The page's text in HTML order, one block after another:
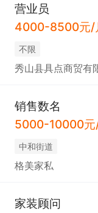
营业员
4000-8500元/
不限
秀山县具点商贸有
销售数名
5000-10000元
中和街道
格美家私
家装顾问